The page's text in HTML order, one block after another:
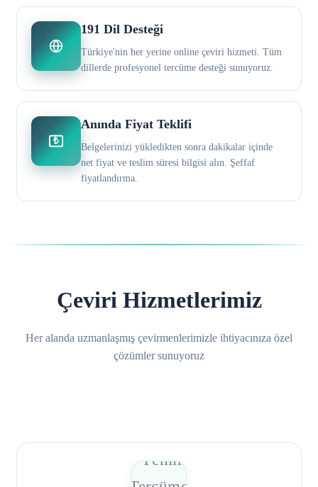
191 Dil Desteği
Türkiye'nin her yerine online çeviri hizmeti. Tüm
dillerde profesyonel tercüme desteği sunuyoruz.
₺
Anında Fiyat Teklifi
Belgelerinizi yükledikten sonra dakikalar içinde
net fiyat ve teslim süresi bilgisi alın. Şeffaf
fiyatlandırma.
Çeviri Hizmetlerimiz
Her alanda uzmanlaşmış çevirmenlerimizle ihtiyacınıza özel
çözümler sunuyoruz